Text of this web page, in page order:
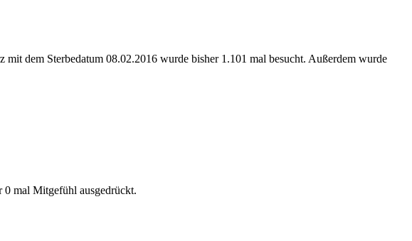
dem Sterbedatum 08.02.2016 wurde bisher 1.101 mal besucht. Außerdem wurde
0 mal Mitgefühl ausgedrückt.